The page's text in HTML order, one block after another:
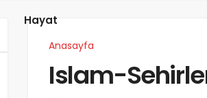
Hayat
Anasayfa
Islam-